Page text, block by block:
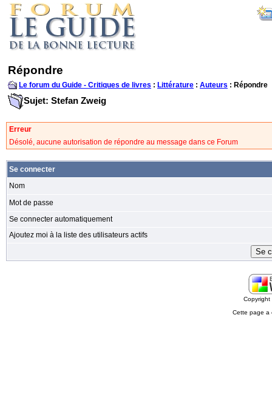
Répondre
Le forum du Guide - Critiques de livres : Littérature : Auteurs : Répondre
Sujet: Stefan Zweig
Erreur
Désolé, aucune autorisation de répondre au message dans ce Forum
Se connecter
Nom
Mot de passe
Se connecter automatiquement
Ajoutez moi à la liste des utilisateurs actifs
Cette page a